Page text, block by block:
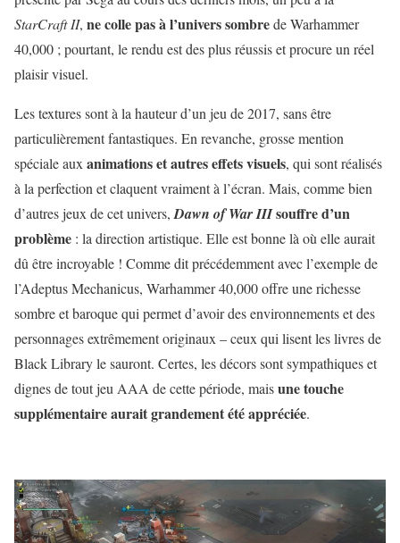
StarCraft II, ne colle pas à l’univers sombrede Warhammer
40,000 ; pourtant, le rendu est des plus réussis et procure un réel
plaisir visuel.
Les textures sont à la hauteur d’un jeu de 2017, sans être
particulièrement fantastiques. En revanche, grosse mention
spéciale aux animations et autres effets visuels, qui sont réalisés
à la perfection et claquent vraiment à l’écran. Mais, comme bien
d’autres jeux de cet univers, Dawn of War IIIsouffre d’un
problème : la direction artistique. Elle est bonne là où elle aurait
dû être incroyable ! Comme dit précédemment avec l’exemple de
l’Adeptus Mechanicus, Warhammer 40,000 offre une richesse
sombre et baroque qui permet d’avoir des environnements et des
personnages extrêmement originaux – ceux qui lisent les livres de
Black Library le sauront. Certes, les décors sont sympathiques et
dignes de tout jeu AAA de cette période, maisune touche
supplémentaire aurait grandement été appréciée.